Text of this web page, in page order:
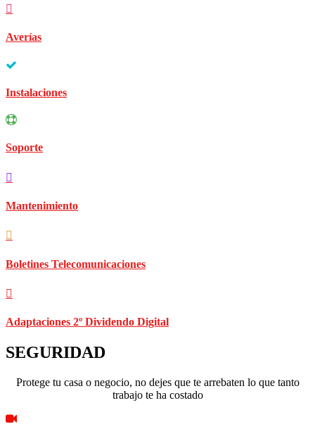
Averías
Instalaciones
Soporte
Mantenimiento
Boletines Telecomunicaciones
Adaptaciones 2º Dividendo Digital
SEGURIDAD
Protege tu casa o negocio, no dejes que te arrebaten lo que tanto
trabajo te ha costado